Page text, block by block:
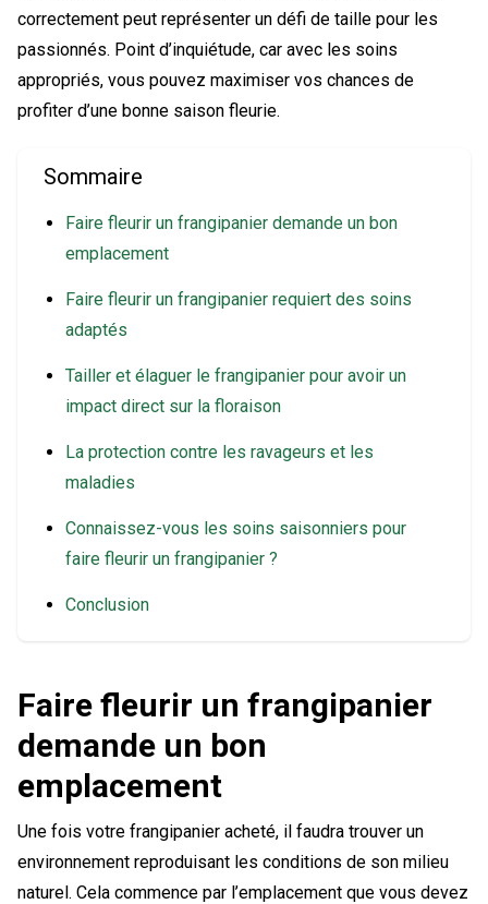
correctement peut représenter un défi de taille pour les
passionnés. Point d’inquiétude, car avec les soins
appropriés, vous pouvez maximiser vos chances de
profiter d’une bonne saison fleurie.
Sommaire
Faire fleurir un frangipanier demande un bon
emplacement
Faire fleurir un frangipanier requiert des soins
adaptés
Tailler et élaguer le frangipanier pour avoir un
impact direct sur la floraison
La protection contre les ravageurs et les
maladies
Connaissez-vous les soins saisonniers pour
faire fleurir un frangipanier ?
Conclusion
Faire fleurir un frangipanier
demande un bon
emplacement
Une fois votre frangipanier acheté, il faudra trouver un
environnement reproduisant les conditions de son milieu
naturel. Cela commence par l’emplacement que vous devez